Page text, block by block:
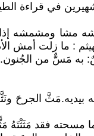
ومشمشه إذا
: ما زلت أمش
الجرحَ
مسحته فقد مَثَثْتَهُ